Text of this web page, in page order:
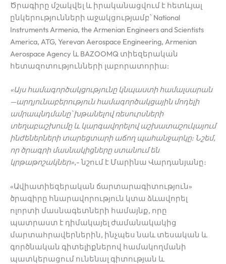
Ծրագիրը մշակվել և իրականացվում է հետևյալ
ընկերությունների աջակցությամբ՝ National
Instruments Armenia, the Armenian Engineers and Scientists
America, ATG, Yerevan Aerospace Engineering, Armenian
Aerospace Agency և BAZOOMQ տիեզերական
հետազոտությունների լաբորատորիա:
«Այս համագործակցությունը կնպաստի համալսարան
—արդյունաբերություն համագործակցային մոդելի
ամրապնդմանը՝ խթանելով ռեսուրսների
տեղաբաշխումը և կարգավորելով աշխատաշուկայում
ինժեներների տարեցտարի աճող պահանջարկը: Նշեմ,
որ ծրագրի մասնակիցները ստանում են
կրթաթոշակներ»,- նշում է Մարինա Վարդանյանը։
«Ավիատիեզերական ճարտարագիտություն»
ծրագիրը հնարավորություն կտա ձևավորել
ոլորտի մասնագետների համայնք, որը
պատրաստ է դիմակայել ժամանակակից
մարտահրավերներին, ինչպես նաև տեսական և
գործնական գիտելիքներով համակողմանի
պատկերացում ունենալ գիտության և